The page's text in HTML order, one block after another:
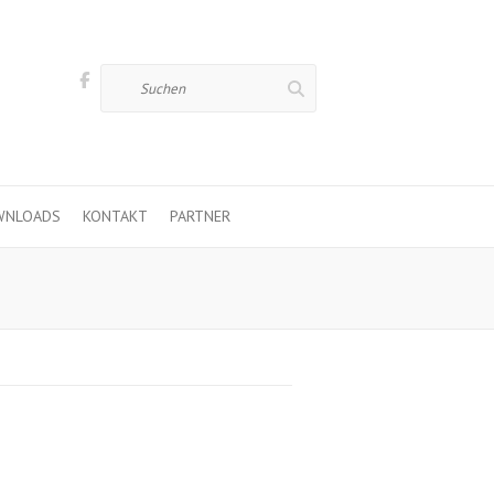
KONTAKT PARTNER